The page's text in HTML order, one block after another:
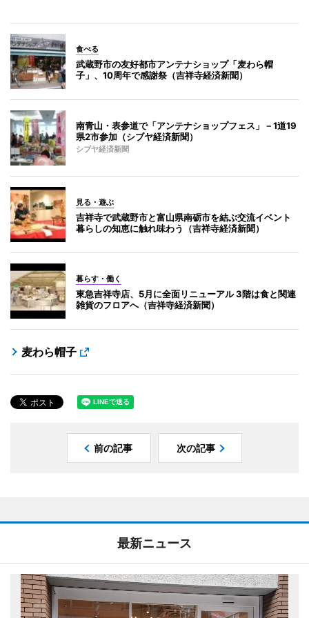
食べる
武蔵野市の友好都市アンテナショップ「麦わら帽
子」、10周年で感謝祭（吉祥寺経済新聞）
南青山・表参道で「アンテナショップフェス」－1道19
県2市参加（シブヤ経済新聞）
シブヤ経済新聞
見る・遊ぶ
吉祥寺で武蔵野市と富山県南砺市を結ぶ交流イベント
暮らしの知恵に触れ味わう（吉祥寺経済新聞）
暮らす・働く
東急吉祥寺店、5月に全面リニューアル 3階は食と関連
雑貨のフロアへ（吉祥寺経済新聞）
麦わら帽子
前の記事 次の記事
最新ニュース